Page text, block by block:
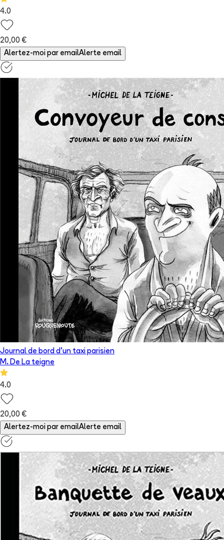
4.0
20,00 €
Alertez-moi par emailAlerte email
Journal de bord d'un taxi parisien
M. De La teigne
4.0
20,00 €
Alertez-moi par emailAlerte email